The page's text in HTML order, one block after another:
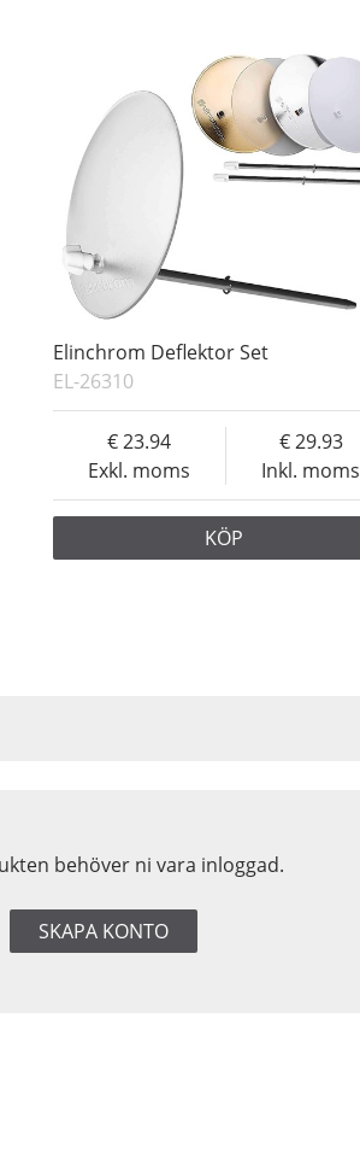
Elinchrom Deflektor Set
EL-26310
Exkl. moms
23.94
Inkl. moms
29.93
KÖP
behöver ni vara inloggad.
SKAPA KONTO